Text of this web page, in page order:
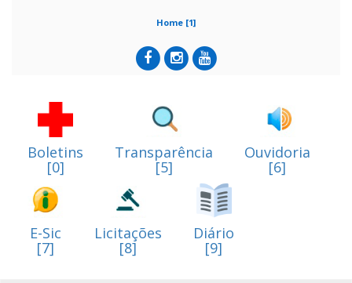
Home [1]
Boletins
[0]
Transparência
[5]
Ouvidoria
[6]
E-Sic
[7]
Licitações
[8]
Diário
[9]